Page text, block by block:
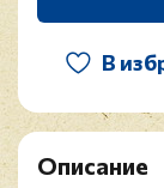
В
Описание